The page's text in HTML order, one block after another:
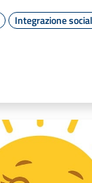
Integrazione